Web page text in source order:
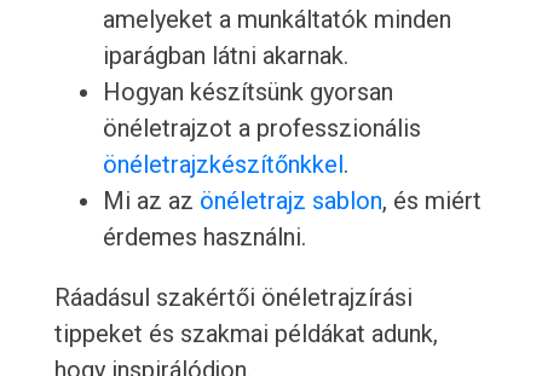
amelyeket a munkáltatók minden
iparágban látni akarnak.
Hogyan készítsünk gyorsan
önéletrajzot a professzionális
önéletrajzkészítőnkkel.
Mi az az önéletrajz sablon, és miért
érdemes használni.
Ráadásul szakértői önéletrajzírási
tippeket és szakmai példákat adunk,
hogy inspirálódjon.